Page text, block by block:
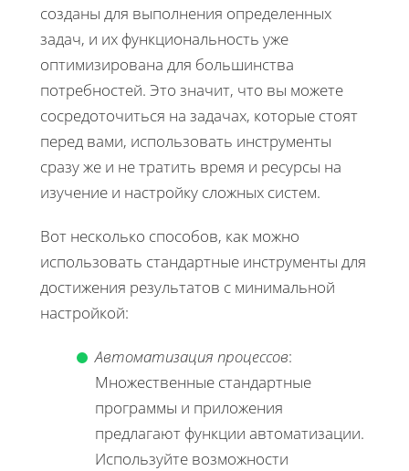
созданы для выполнения определенных
задач, и их функциональность уже
оптимизирована для большинства
потребностей. Это значит, что вы можете
сосредоточиться на задачах, которые стоят
перед вами, использовать инструменты
сразу же и не тратить время и ресурсы на
изучение и настройку сложных систем.
Вот несколько способов, как можно
использовать стандартные инструменты для
достижения результатов с минимальной
настройкой:
Автоматизация процессов:
Множественные стандартные
программы и приложения
предлагают функции автоматизации.
Используйте возможности